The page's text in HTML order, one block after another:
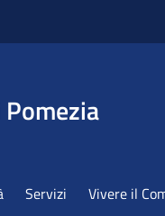
Servizi Vivere il